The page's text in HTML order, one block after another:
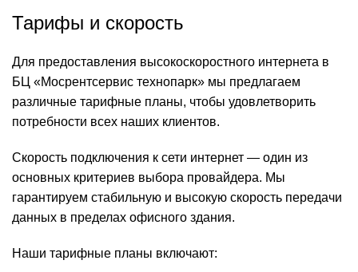
Тарифы и скорость
Для предоставления высокоскоростного интернета в
БЦ «Мосрентсервис технопарк» мы предлагаем
различные тарифные планы, чтобы удовлетворить
потребности всех наших клиентов.
Скорость подключения к сети интернет — один из
основных критериев выбора провайдера. Мы
гарантируем стабильную и высокую скорость передачи
данных в пределах офисного здания.
Наши тарифные планы включают: